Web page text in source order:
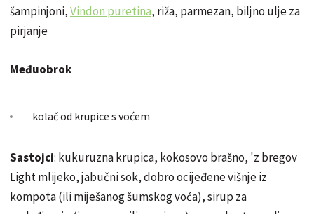
šampinjoni,Vindon puretina, riža, parmezan, biljno ulje za
pirjanje
Međuobrok
kolač od krupice s voćem
Sastojci: kukuruzna krupica, kokosovo brašno, 'z bregov
Light mlijeko, jabučni sok, dobro ocijeđene višnje iz
kompota (ili miješanog šumskog voća), sirup za